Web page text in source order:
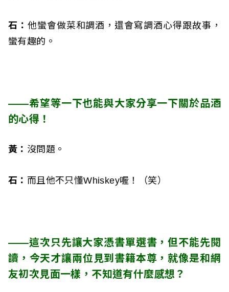
石： 他蠻會做菜和調酒，還會寫調酒心得跟故事，
蠻有趣的。
——希望等一下也能與大家分享一下關於品酒
的心得！
黃： 沒問題。
石： 而且他不只懂Whiskey喔！（笑）
——這次只先讓大家憑書單選書，但不能先閱
讀，今天才讓兩位見到書籍本尊，就像是和網
友初次見面一樣，不知道有什麼感想？